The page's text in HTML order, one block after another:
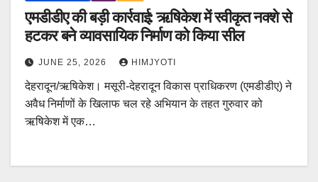
एमडीडीए की बड़ी कार्रवाई: ऋषिकेश में स्वीकृत नक्शे से
हटकर बने व्यावसायिक निर्माण को किया सील
JUNE 25, 2026 HIMJYOTI
देहरादून/ऋषिकेश। मसूरी-देहरादून विकास प्राधिकरण (एमडीडीए) ने
अवैध निर्माणों के खिलाफ चल रहे अभियान के तहत गुरुवार को
ऋषिकेश में एक…